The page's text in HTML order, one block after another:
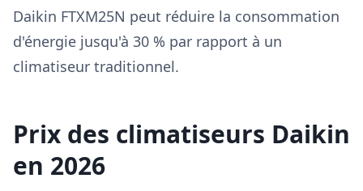
Daikin FTXM25N peut réduire la consommation
d'énergie jusqu'à 30 % par rapport à un
climatiseur traditionnel.
Prix des climatiseurs Daikin
en 2026